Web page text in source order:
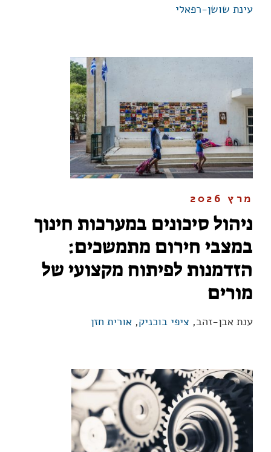
עינת שושן-רפאלי
מרץ 2026
ניהול סיכונים במערכות חינוך
במצבי חירום מתמשכים:
הזדמנות לפיתוח מקצועי של
מורים
ענת אבן-זהב, ציפי בוכניק, אורית חזן